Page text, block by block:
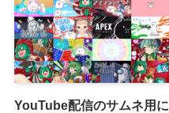
YouTube配信のサムネ用に